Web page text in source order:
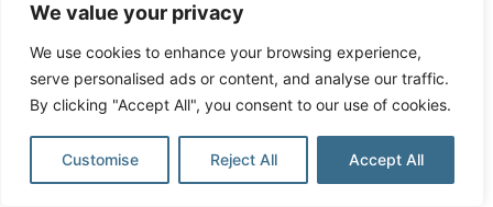
We value your privacy
We use cookies to enhance your browsing experience,
serve personalised ads or content, and analyse our traffic.
By clicking "Accept All", you consent to our use of cookies.
Customise Reject All Accept All